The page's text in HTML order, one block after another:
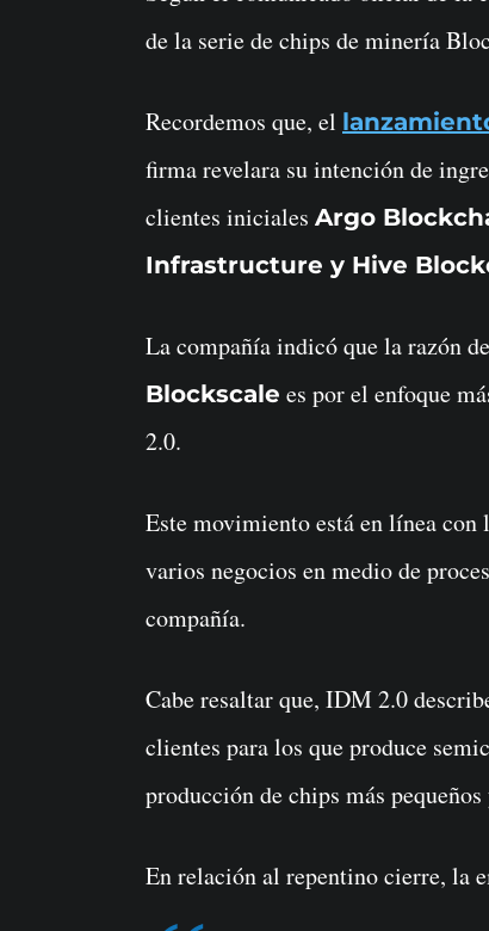
de la serie de chips de minería
Recordemos que, el
firma revelara su intención de
clientes iniciales Argo
Infrastructure y Hive
La compañía indicó que la razón
Blockscale es por el enfoque
2.0.
Este movimiento está en línea
varios negocios en medio de
compañía.
Cabe resaltar que, IDM 2.0
clientes para los que produce
producción de chips más
En relación al repentino cierre, la